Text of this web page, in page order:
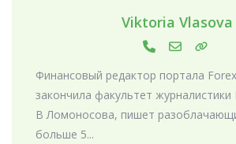
Viktoria Vlasova
Финансовый редактор портала
закончила факультет
В Ломоносова, пишет
больше 5...